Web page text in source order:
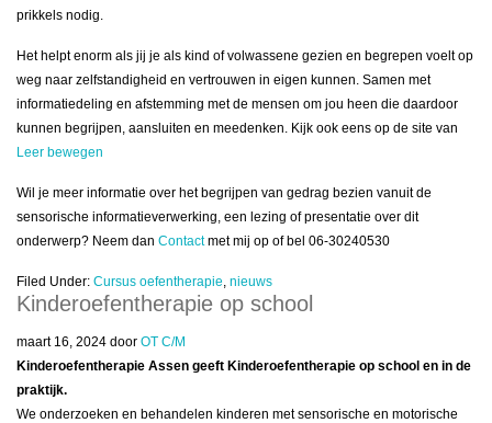
prikkels nodig.
Het helpt enorm als jij je als kind of volwassene gezien en begrepen voelt op
weg naar zelfstandigheid en vertrouwen in eigen kunnen. Samen met
informatiedeling en afstemming met de mensen om jou heen die daardoor
kunnen begrijpen, aansluiten en meedenken. Kijk ook eens op de site van
Leer bewegen
Wil je meer informatie over het begrijpen van gedrag bezien vanuit de
sensorische informatieverwerking, een lezing of presentatie over dit
onderwerp? Neem dan Contactmet mij op of bel 06-30240530
Filed Under: Cursus oefentherapie, nieuws
Kinderoefentherapie op school
maart 16, 2024 door OT C/M
Kinderoefentherapie Assen geeft Kinderoefentherapie op school en in de
praktijk.
We onderzoeken en behandelen kinderen met sensorische en motorische